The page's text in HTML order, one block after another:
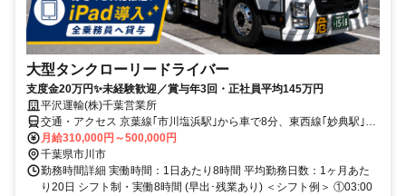
大型タンクローリードライバー
支度金20万円✨未経験歓迎／賞与年3回・正社員平均145万円
平沢運輸(株)千葉営業所
交通・アクセス 京葉線｢市川塩浜駅｣から車で8分、東西線｢妙典駅｣か
ら車で9分★車通勤OK
月給310,000円～500,000円
千葉県市川市
勤務時間詳細 実働時間：1日あたり8時間 平均勤務日数：1ヶ月あた
り20日 シフト制・実働8時間 (早出･残業あり) ＜シフト例＞ ①03:00